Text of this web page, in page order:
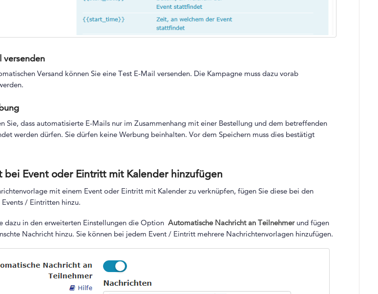
versenden
Versand können Sie eine Test E-Mail versenden. Die Kampagne muss dazu vorab
Sie, dass automatisierte E-Mails nur im Zusammenhang mit einer Bestellung und dem betreffenden
werden dürfen. Sie dürfen keine Werbung beinhalten. Vor dem Speichern muss dies bestätigt
bei Event oder Eintritt mit Kalender hinzufügen
mit einem Event oder Eintritt mit Kalender zu verknüpfen, fügen Sie diese bei den
/ Eintritten hinzu.
dazu in den erweiterten Einstellungen die Option Automatische Nachricht an Teilnehmer und fügen
Nachricht hinzu. Sie können bei jedem Event / Eintritt mehrere Nachrichtenvorlagen hinzufügen.